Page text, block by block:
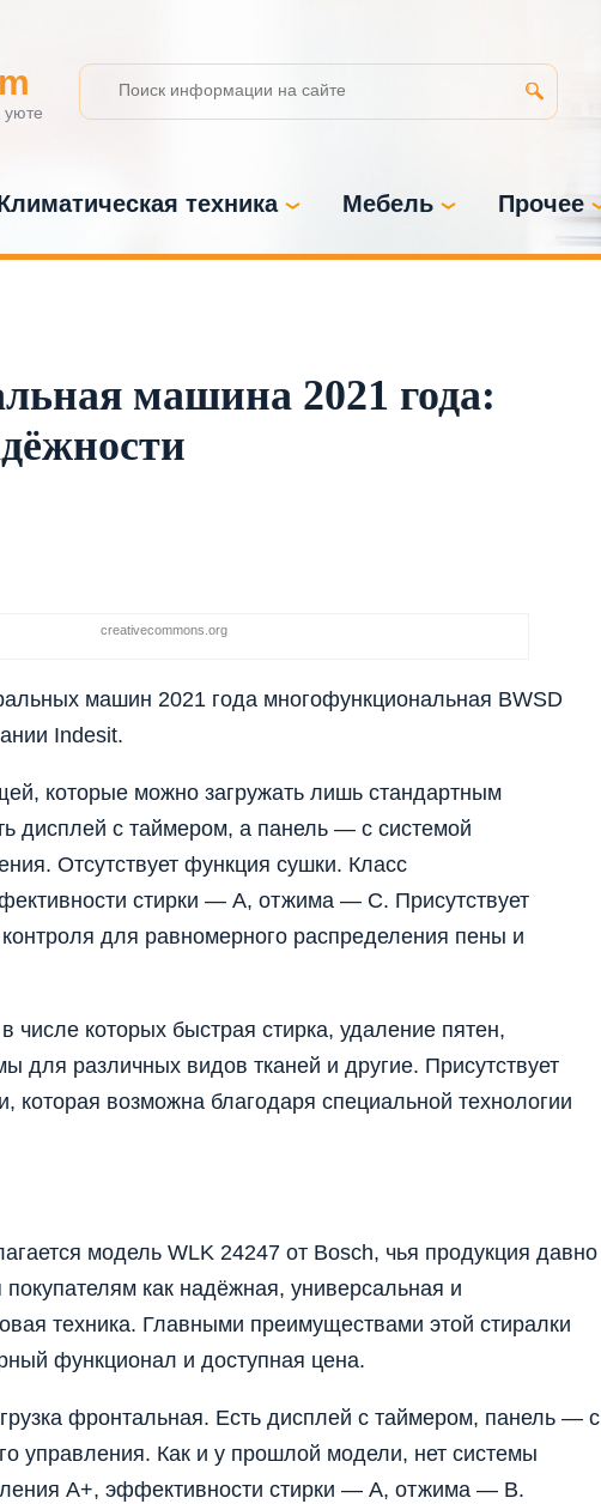
техника Мебель Прочее
машина 2021 года:
creativecommons.org
машин 2021 года многофункциональная BWSD
Indesit.
которые можно загружать лишь стандартным
дисплей с таймером, а панель — с системой
Отсутствует функция сушки. Класс
стирки — А, отжима — С. Присутствует
для равномерного распределения пены и
числе которых быстрая стирка, удаление пятен,
для различных видов тканей и другие. Присутствует
которая возможна благодаря специальной технологии
модель WLK 24247 от Bosch, чья продукция давно
как надёжная, универсальная и
техника. Главными преимуществами этой стиралки
функционал и доступная цена.
фронтальная. Есть дисплей с таймером, панель — с
управления. Как и у прошлой модели, нет системы
А+, эффективности стирки — А, отжима — В.